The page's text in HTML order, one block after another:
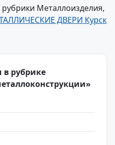
Металлоизделия,
ДВЕРИ Курск
в рубрике